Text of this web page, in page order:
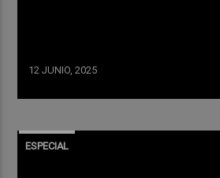
12 JUNIO, 2025
ESPECIAL